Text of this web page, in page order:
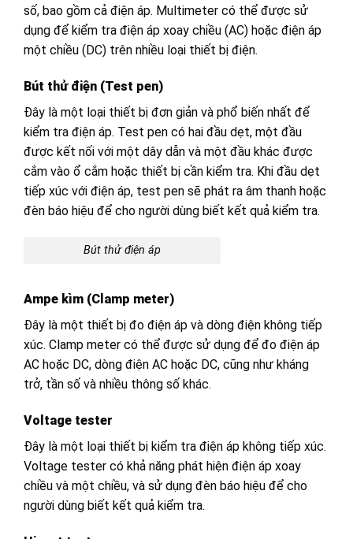
số, bao gồm cả điện áp. Multimeter có thể được sử
dụng để kiểm tra điện áp xoay chiều (AC) hoặc điện áp
một chiều (DC) trên nhiều loại thiết bị điện.
Bút thử điện (Test pen)
Đây là một loại thiết bị đơn giản và phổ biến nhất để
kiểm tra điện áp. Test pen có hai đầu dẹt, một đầu
được kết nối với một dây dẫn và một đầu khác được
cắm vào ổ cắm hoặc thiết bị cần kiểm tra. Khi đầu dẹt
tiếp xúc với điện áp, test pen sẽ phát ra âm thanh hoặc
đèn báo hiệu để cho người dùng biết kết quả kiểm tra.
Bút thử điện áp
Ampe kìm (Clamp meter)
Đây là một thiết bị đo điện áp và dòng điện không tiếp
xúc. Clamp meter có thể được sử dụng để đo điện áp
AC hoặc DC, dòng điện AC hoặc DC, cũng như kháng
trở, tần số và nhiều thông số khác.
Voltage tester
Đây là một loại thiết bị kiểm tra điện áp không tiếp xúc.
Voltage tester có khả năng phát hiện điện áp xoay
chiều và một chiều, và sử dụng đèn báo hiệu để cho
người dùng biết kết quả kiểm tra.